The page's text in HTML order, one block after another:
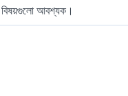
বিষয়গুলো আবশ্যক।